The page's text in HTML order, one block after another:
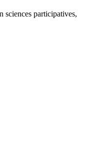
sciences participatives,